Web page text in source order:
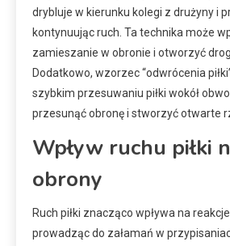
drybluje w kierunku kolegi z drużyny i
kontynuując ruch. Ta technika może
zamieszanie w obronie i otworzyć
Dodatkowo, wzorzec “odwrócenia
szybkim przesuwaniu piłki wokół
przesunąć obronę i stworzyć otwarte
Wpływ ruchu piłki
obrony
Ruch piłki znacząco wpływa na
prowadząc do załamań w